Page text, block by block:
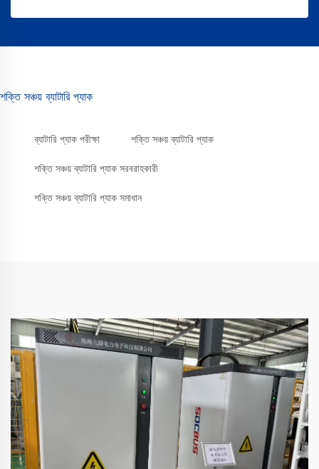
শক্তি সঞ্চয় ব্যাটারি প্যাক
ব্যাটারি প্যাক পরীক্ষা শক্তি সঞ্চয় ব্যাটারি প্যাক
শক্তি সঞ্চয় ব্যাটারি প্যাক সরবরাহকারী
শক্তি সঞ্চয় ব্যাটারি প্যাক সমাধান